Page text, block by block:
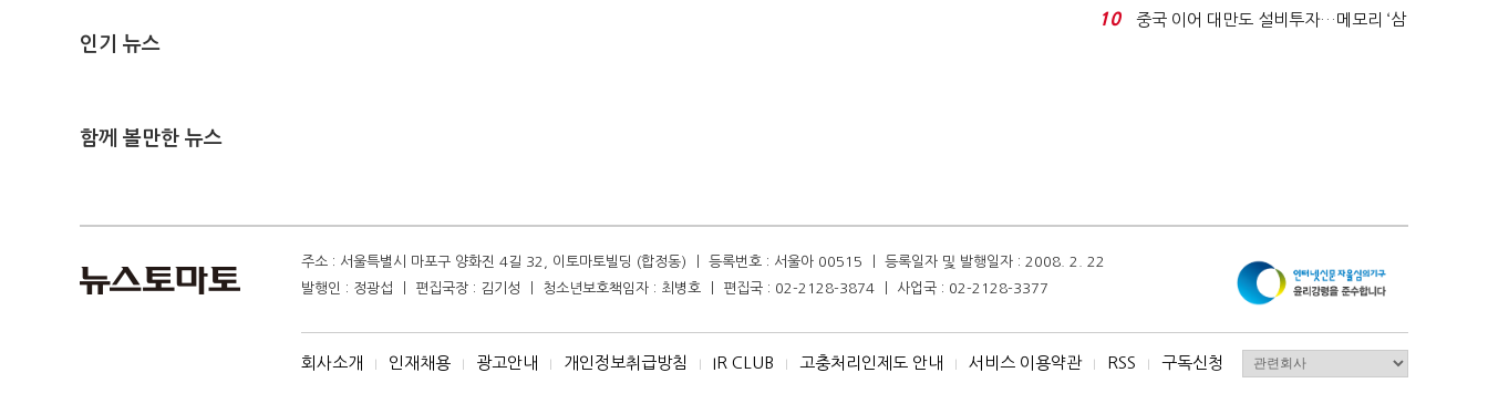
인기 뉴스
함께 볼만한 뉴스
적극적 조사로 진...
10
중국 이어 대만도 설비투자…메모리 ‘삼
주소 : 서울특별시 마포구 양화진 4길 32, 이토마토빌딩 (합정동) ㅣ 등록번호 : 서울아 00515 ㅣ 등록일자 및 발행일자 : 2008. 2. 22
발행인 : 정광섭 ㅣ 편집국장 : 김기성 ㅣ 청소년보호책임자 : 최병호 ㅣ 편집국 : 02-2128-3874 ㅣ 사업국 : 02-2128-3377
회사소개 I 인재채용 I 광고안내 I 개인정보취급방침 I IR CLUB I 고충처리인제도 안내 I 서비스 이용약관 I RSS I 구독신청